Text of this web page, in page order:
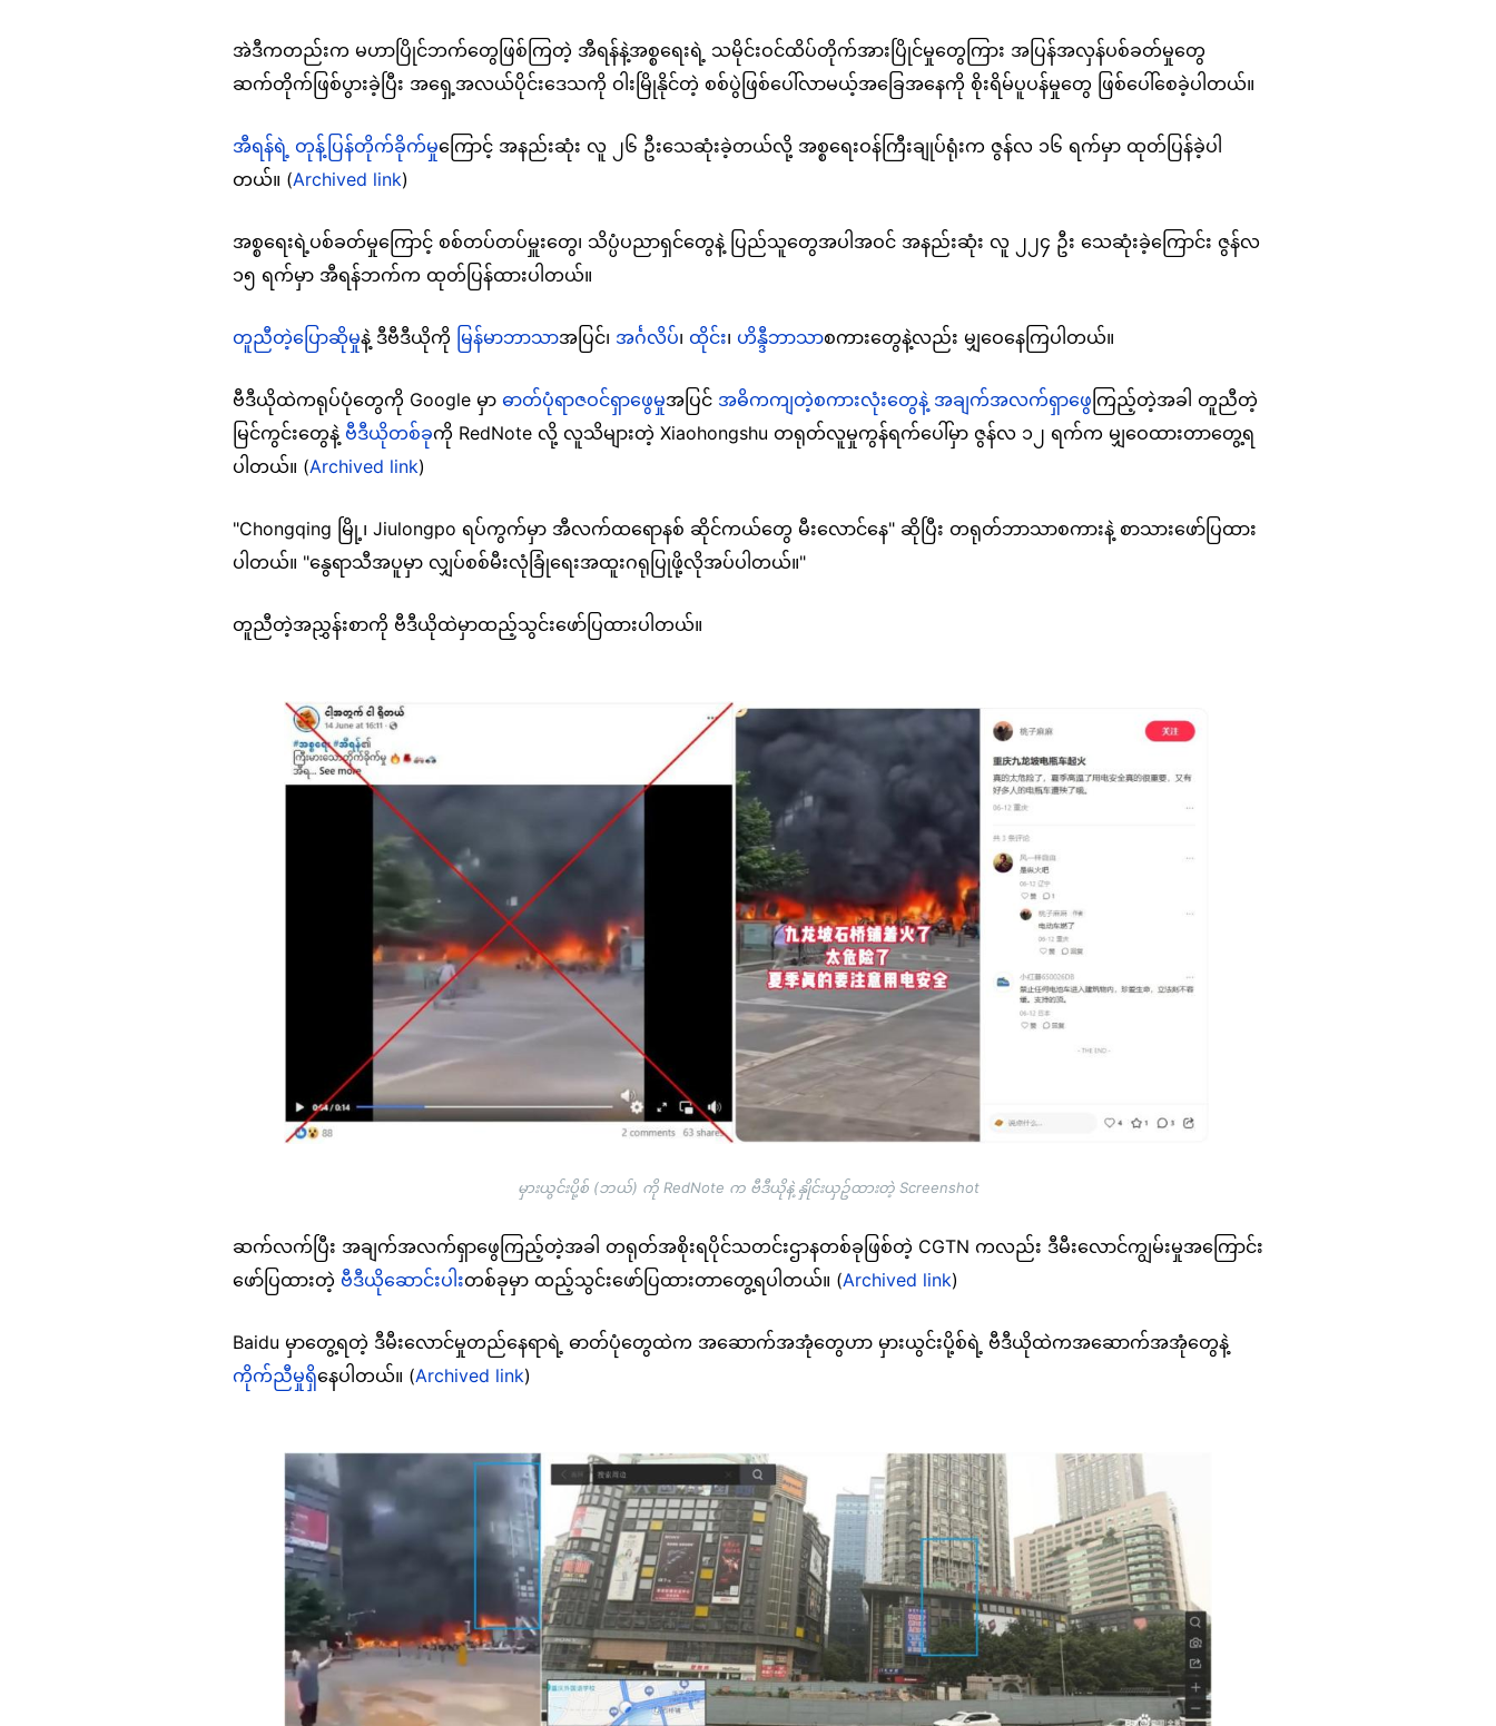
အဲဒီကတည်းက မဟာပြိုင်ဘက်တွေဖြစ်ကြတဲ့ အီရန်နဲ့အစ္စရေးရဲ့ သမိုင်းဝင်ထိပ်တိုက်အားပြိုင်မှုတွေကြား အပြန်အလှန်ပစ်ခတ်မှုတွေ
ဆက်တိုက်ဖြစ်ပွားခဲ့ပြီး အရှေ့အလယ်ပိုင်းဒေသကို ဝါးမြိုနိုင်တဲ့ စစ်ပွဲဖြစ်ပေါ်လာမယ့်အခြေအနေကို စိုးရိမ်ပူပန်မှုတွေ ဖြစ်ပေါ်စေခဲ့ပါတယ်။
အီရန်ရဲ့ တုန့်ပြန်တိုက်ခိုက်မှုကြောင့် အနည်းဆုံး လူ ၂၆ ဦးသေဆုံးခဲ့တယ်လို့ အစ္စရေးဝန်ကြီးချုပ်ရုံးက ဇွန်လ ၁၆ ရက်မှာ ထုတ်ပြန်ခဲ့ပါ
တယ်။ (Archived link)
အစ္စရေးရဲ့ပစ်ခတ်မှုကြောင့် စစ်တပ်တပ်မှူးတွေ၊ သိပ္ပံပညာရှင်တွေနဲ့ ပြည်သူတွေအပါအဝင် အနည်းဆုံး လူ ၂၂၄ ဦး သေဆုံးခဲ့ကြောင်း ဇွန်လ
၁၅ ရက်မှာ အီရန်ဘက်က ထုတ်ပြန်ထားပါတယ်။
တူညီတဲ့ပြောဆိုမှုနဲ့ ဒီဗီဒီယိုကို မြန်မာဘာသာအပြင်၊ အင်္ဂလိပ်၊ ထိုင်း၊ ဟိန္ဒီဘာသာစကားတွေနဲ့လည်း မျှဝေနေကြပါတယ်။
ဗီဒီယိုထဲကရုပ်ပုံတွေကို Google မှာ ဓာတ်ပုံရာဇဝင်ရှာဖွေမှုအပြင် အဓိကကျတဲ့စကားလုံးတွေနဲ့ အချက်အလက်ရှာဖွေ ကြည့်တဲ့အခါ တူညီတဲ့
မြင်ကွင်းတွေနဲ့ ဗီဒီယိုတစ်ခုကို RedNote လို့ လူသိများတဲ့ Xiaohongshu တရုတ်လူမှုကွန်ရက်ပေါ်မှာ ဇွန်လ ၁၂ ရက်က မျှဝေထားတာတွေ့ရ
ပါတယ်။ (Archived link)
"Chongqing မြို့၊ Jiulongpo ရပ်ကွက်မှာ အီလက်ထရောနစ် ဆိုင်ကယ်တွေ မီးလောင်နေ" ဆိုပြီး တရုတ်ဘာသာစကားနဲ့ စာသားဖော်ပြထား
ပါတယ်။ "နွေရာသီအပူမှာ လျှပ်စစ်မီးလုံခြုံရေးအထူးဂရုပြုဖို့လိုအပ်ပါတယ်။"
တူညီတဲ့အညွှန်းစာကို ဗီဒီယိုထဲမှာထည့်သွင်းဖော်ပြထားပါတယ်။
မှားယွင်းပို့စ် (ဘယ်) ကို RedNote က ဗီဒီယိုနဲ့ နှိုင်းယှဥ်ထားတဲ့ Screenshot
ဆက်လက်ပြီး အချက်အလက်ရှာဖွေကြည့်တဲ့အခါ တရုတ်အစိုးရပိုင်သတင်းဌာနတစ်ခုဖြစ်တဲ့ CGTN ကလည်း ဒီမီးလောင်ကျွမ်းမှုအကြောင်း
ဖော်ပြထားတဲ့ ဗီဒီယိုဆောင်းပါးတစ်ခုမှာ ထည့်သွင်းဖော်ပြထားတာတွေ့ရပါတယ်။ (Archived link)
Baidu မှာတွေ့ရတဲ့ ဒီမီးလောင်မှုတည်နေရာရဲ့ ဓာတ်ပုံတွေထဲက အဆောက်အအုံတွေဟာ မှားယွင်းပို့စ်ရဲ့ ဗီဒီယိုထဲကအဆောက်အအုံတွေနဲ့
ကိုက်ညီမှုရှိနေပါတယ်။ (Archived link)